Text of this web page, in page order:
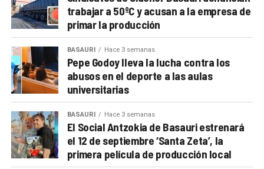
trabajar a 50ºC y acusan a la empresa de
primar la producción
BASAURI Hace 3 semanas
Pepe Godoy lleva la lucha contra los
abusos en el deporte a las aulas
universitarias
BASAURI Hace 3 semanas
El Social Antzokia de Basauri estrenará
el 12 de septiembre ‘Santa Zeta’, la
primera película de producción local